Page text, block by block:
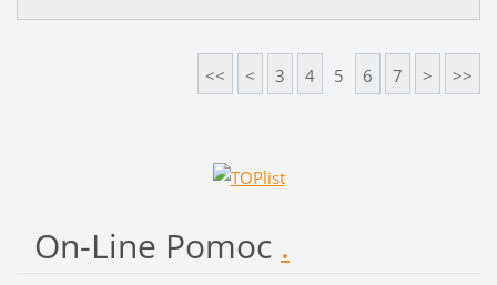
<< < 3 4 5 6 7 > >>
On-Line Pomoc .